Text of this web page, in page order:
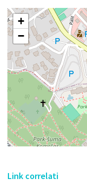
+
−
Link correlati